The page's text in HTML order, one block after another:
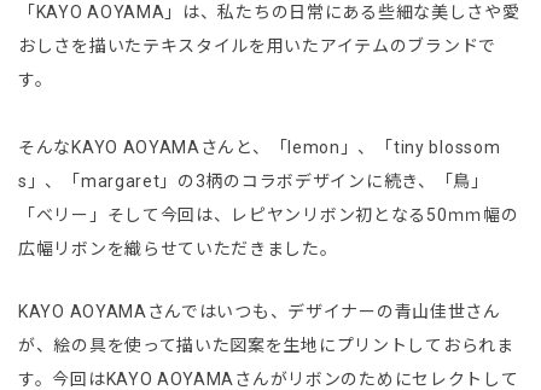
「KAYO AOYAMA」は、私たちの日常にある些細な美しさや愛
おしさを描いたテキスタイルを用いたアイテムのブランドで
す。
そんなKAYO AOYAMAさんと、「lemon」、「tiny blossom
s」、「margaret」の3柄のコラボデザインに続き、「鳥」
「ベリー」そして今回は、レピヤンリボン初となる50ｍｍ幅の
広幅リボンを織らせていただきました。
KAYO AOYAMAさんではいつも、デザイナーの青山佳世さん
が、絵の具を使って描いた図案を生地にプリントしておられま
す。今回はKAYO AOYAMAさんがリボンのためにセレクトして